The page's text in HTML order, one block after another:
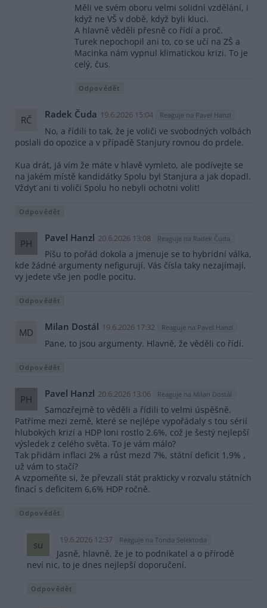
Měli ve svém oboru velmi solidní vzdělání, i
když ne VŠ v době, když byli kluci.
A hlavně věděli přesně co řídí a proč.
Turek nepochopil ani to, co se učí na ZŠ a
Macinka nám vypnul klimatickou krizi. To je
celý, čus.
Odpovědět
RČ Radek Čuda 19.6.2026 15:04 Reaguje na Pavel Hanzl
No, a řídili to tak, že je voliči ve svobodných volbách
poslali do opozice a v případě Stanjury rovnou do prdele.
Kua drát, já vím že máte v hlavě vymleto, ale podívejte se
na jakém místě kandidátky Spolu byl Stanjura a jak dopadl.
Vždyť ani ti voliči Spolu ho nebyli ochotni volit!
Odpovědět
PH Pavel Hanzl 20.6.2026 13:08 Reaguje na Radek Čuda
Píšu to pořád dokola a jmenuje se to hybridní válka,
kde žádné argumenty nefigurují. Vás čísla taky nezajímají,
vy jedete vše jen podle pocitu.
Odpovědět
MD Milan Dostál 19.6.2026 17:32 Reaguje na Pavel Hanzl
Pane, to jsou argumenty. Hlavně, že věděli co řídí.
Odpovědět
PH Pavel Hanzl 20.6.2026 13:06 Reaguje na Milan Dostál
Samozřejmě to věděli a řídili to velmi úspěšně.
Patříme mezi země, které se nejlépe vypořádaly s tou sérií
hlubokých krizí a HDP loni rostlo 2.6%, což je šestý nejlepší
výsledek z celého světa. To je vám málo?
Tak přidám inflaci 2% a růst mezd 7%, státní deficit 1,9% ,
už vám to stačí?
A vzpomeňte si, že převzali stát prakticky v rozvalu státních
finací s deficitem 6,6% HDP ročně.
Odpovědět
su 19.6.2026 12:37 Reaguje na Tonda Selektoda
Jasně, hlavně, že je to podnikatel a o přírodě
neví nic, to je dnes nejlepší doporučení.
Odpovědět